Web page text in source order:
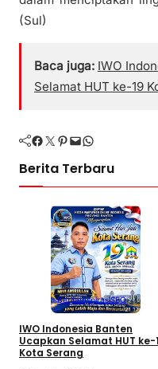
(Sul)
Baca juga: IWO
Selamat HUT ke-19
Facebook Twitter Pinterest Mail WhatsApp
Berita Terbaru
BeritaInspirasiSEO
IWO Indonesia Banten
Ucapkan Selamat HUT ke-
Kota Serang